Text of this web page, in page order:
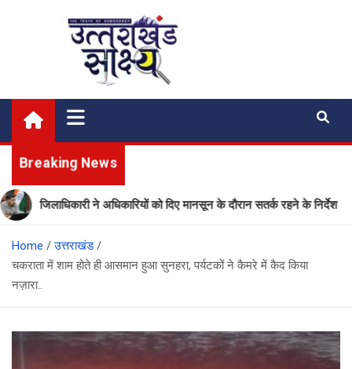
Uttarakhand Shakshya
My News Portal
Breaking News
जिलाधिकारी ने अधिकारियों को दिए मानसून के दौरान सतर्क रहने के निर्देश
Home
उत्तराखंड
चकराता में शाम होते ही आसमान हुआ सुनहरा, पर्यटकों ने कैमरे में कैद किया
नज़ारा..